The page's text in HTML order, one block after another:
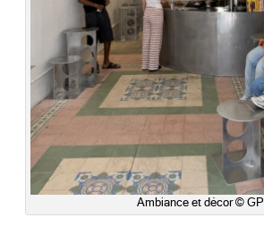
Ambiance et décor © GP